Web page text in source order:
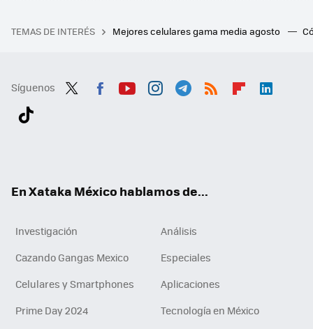
TEMAS DE INTERÉS Mejores celulares gama media agosto
Síguenos
En Xataka México hablamos de...
Investigación
Análisis
Cazando Gangas Mexico
Especiales
Celulares y Smartphones
Aplicaciones
Prime Day 2024
Tecnología en México